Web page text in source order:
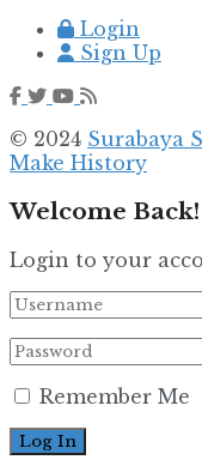
Login
Sign Up
© 2024 Surabaya
Make History
Welcome Back!
Login to your
Remember Me